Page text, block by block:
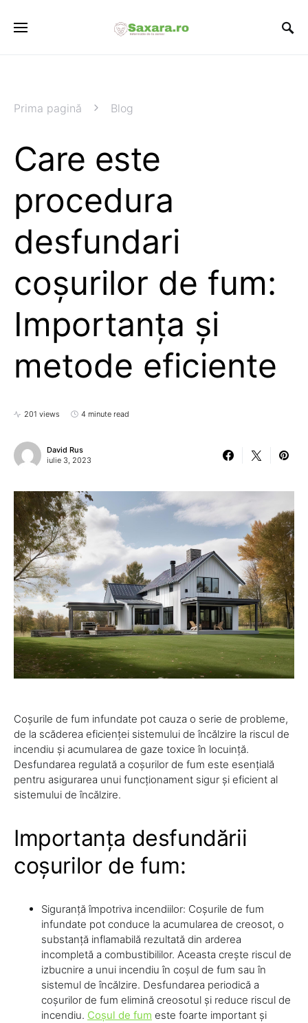
Prima pagină Blog
Care este
procedura
desfundari
coșurilor de fum:
Importanța și
metode eficiente
201 views 4 minute read
David Rus
iulie 3, 2023
Coșurile de fum infundate pot cauza o serie de probleme,
de la scăderea eficienței sistemului de încălzire la riscul de
incendiu și acumularea de gaze toxice în locuință.
Desfundarea regulată a coșurilor de fum este esențială
pentru asigurarea unui funcționament sigur și eficient al
sistemului de încălzire.
Importanța desfundării
coșurilor de fum:
Siguranță împotriva incendiilor: Coșurile de fum
infundate pot conduce la acumularea de creosot, o
substanță inflamabilă rezultată din arderea
incompletă a combustibililor. Aceasta crește riscul de
izbucnire a unui incendiu în coșul de fum sau în
sistemul de încălzire. Desfundarea periodică a
coșurilor de fum elimină creosotul și reduce riscul de
incendiu. Coșul de fum este foarte important și